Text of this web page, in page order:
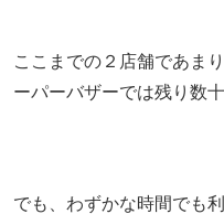
ここまでの２店舗であま
ーパーバザーでは残り数
でも、わずかな時間でも